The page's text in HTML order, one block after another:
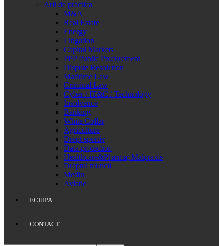
Arii de practica
M&A
Real Estate
Energy
Litigation
Capital Markets
PPP Public Procurement
Dispute Resolution
Maritime Law
Criminal Law
Cyber / IT&C / Technology
Insolvence
Banking
White Collar
Agriculture
Drept sportiv
Data protection
Healthcare&Pharma; Malpraxis
Dreptul muncii
Mediu
Aviatie
ECHIPA
CONTACT